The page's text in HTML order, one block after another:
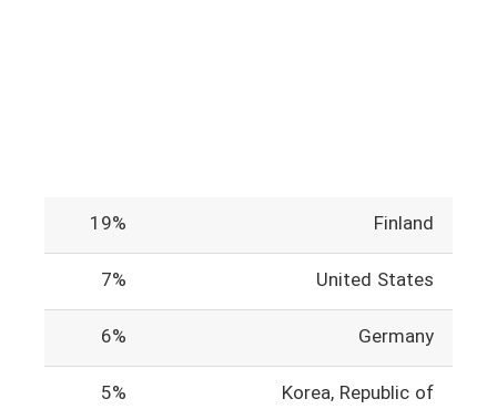
Finland
19%
United States
7%
Germany
6%
Korea, Republic of
5%